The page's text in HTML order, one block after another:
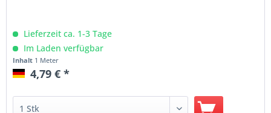
Lieferzeit ca. 1-3 Tage
Im Laden verfügbar
Inhalt 1 Meter
4,79 € *